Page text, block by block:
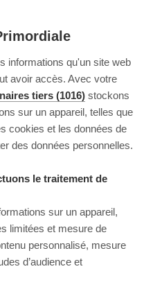
informations qu'un site web
avoir accès. Avec votre
tiers (1016) stockons
sur un appareil, telles que
cookies et les données de
des données personnelles.
le traitement de
sur un appareil,
limitées et mesure de
personnalisé, mesure
d’audience et